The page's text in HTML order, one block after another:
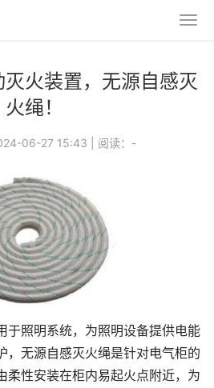
火装置，无源自感灭
火绳！
06-27 15:43 阅读： -
照明系统，为照明设备提供电能
，无源自感灭火绳是针对电气柜的
柔性安装在柜内易起火点附近，为